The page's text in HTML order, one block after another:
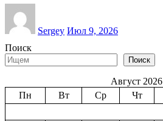
Sergey Июл 9, 2026
Поиск
Поиск
Август 2026
Пн
Вт Ср Чт